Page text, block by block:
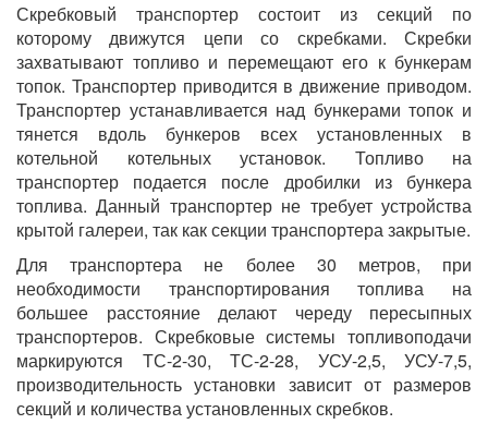
Скребковый транспортер состоит из секций по
которому движутся цепи со скребками. Скребки
захватывают топливо и перемещают его к бункерам
топок. Транспортер приводится в движение приводом.
Транспортер устанавливается над бункерами топок и
тянется вдоль бункеров всех установленных в
котельной котельных установок. Топливо на
транспортер подается после дробилки из бункера
топлива. Данный транспортер не требует устройства
крытой галереи, так как секции транспортера закрытые.
Для транспортера не более 30 метров, при
необходимости транспортирования топлива на
большее расстояние делают череду пересыпных
транспортеров. Скребковые системы топливоподачи
маркируются ТС-2-30, ТС-2-28, УСУ-2,5, УСУ-7,5,
производительность установки зависит от размеров
секций и количества установленных скребков.